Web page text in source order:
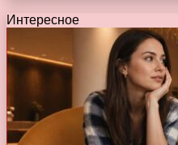
Интересное